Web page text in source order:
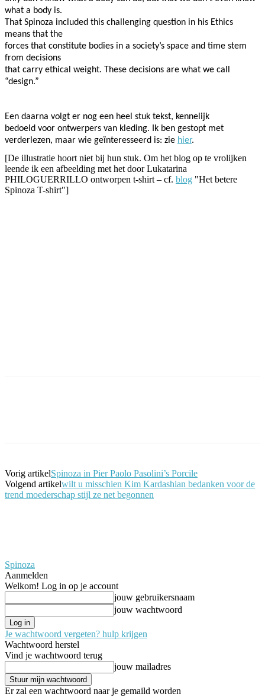
what a body is.
That Spinoza included this challenging question in his Ethics
means that the
forces that constitute bodies in a society’s space and time stem
from decisions
that carry ethical weight. These decisions are what we call
“design.”
Een daarna volgt er nog een heel stuk tekst, kennelijk
bedoeld voor ontwerpers van kleding. Ik ben gestopt met
verderlezen, maar wie geïnteresseerd is: zie hier.
[De illustratie hoort niet bij hun stuk. Om het blog op te vrolijken
leende ik een afbeelding met het door Lukatarina
PHILOGUERRILLO ontworpen t-shirt – cf. blog "Het betere
Spinoza T-shirt"]
Vorig artikelSpinoza in Pier Paolo Pasolini’s Porcile
Volgend artikelwilt u misschien Kim Kardashian bedanken voor de
trend moederschap stijl ze net begonnen
Spinoza
Aanmelden
Welkom! Log in op je account
jouw gebruikersnaam
jouw wachtwoord
Je wachtwoord vergeten? hulp krijgen
Wachtwoord herstel
Vind je wachtwoord terug
jouw mailadres
Er zal een wachtwoord naar je gemaild worden